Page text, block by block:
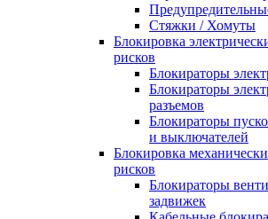
Стяжки / Хомуты
Блокировка
рисков
Блокираторы
Блокираторы
разъемов
Блокираторы
и выключателей
Блокировка
рисков
Блокираторы
задвижек